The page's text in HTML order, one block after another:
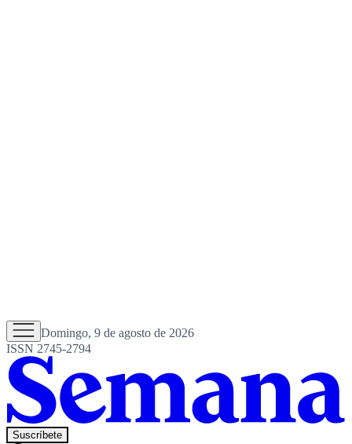
Domingo, 9 de agosto de 2026
ISSN 2745-2794
Suscríbete